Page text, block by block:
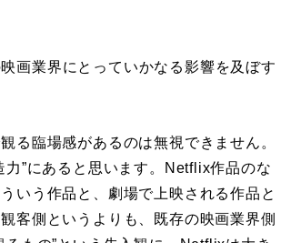
画業界にとっていかなる影響を及ぼす
る臨場感があるのは無視できません。
”にあると思います。Netflix作品のな
いう作品と、劇場で上映される作品と
客側というよりも、既存の映画業界側